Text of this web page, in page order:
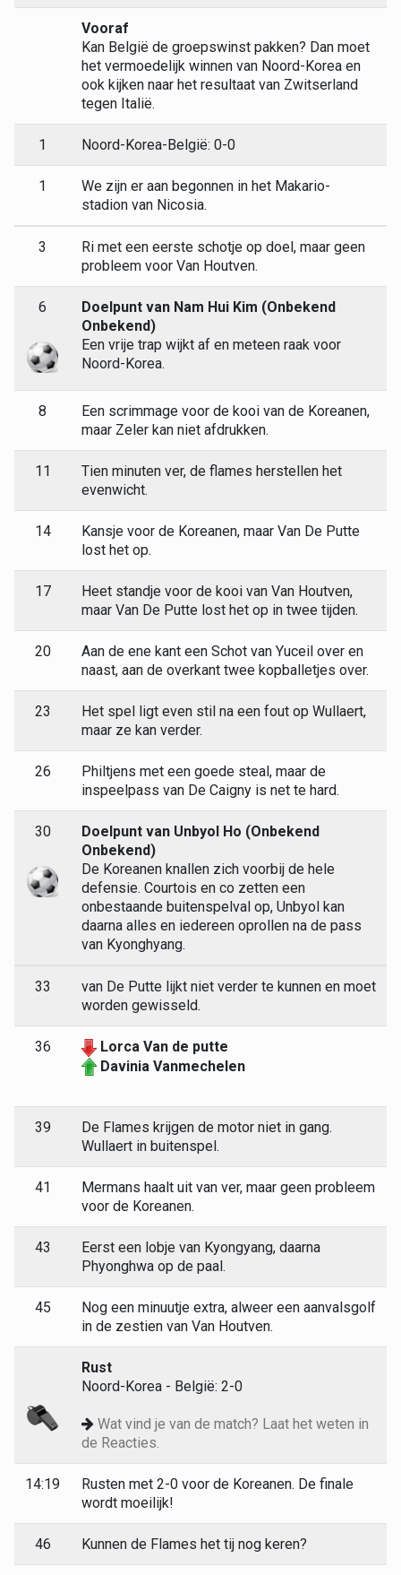
Vooraf
Kan België de groepswinst pakken? Dan moet
het vermoedelijk winnen van Noord-Korea en
ook kijken naar het resultaat van Zwitserland
tegen Italië.
1 Noord-Korea-België: 0-0
1
We zijn er aan begonnen in het Makario-
stadion van Nicosia.
3
Ri met een eerste schotje op doel, maar geen
probleem voor Van Houtven.
6
Doelpunt van Nam Hui Kim (Onbekend
Onbekend)
Een vrije trap wijkt af en meteen raak voor
Noord-Korea.
8
Een scrimmage voor de kooi van de Koreanen,
maar Zeler kan niet afdrukken.
11
Tien minuten ver, de flames herstellen het
evenwicht.
14
Kansje voor de Koreanen, maar Van De Putte
lost het op.
17
Heet standje voor de kooi van Van Houtven,
maar Van De Putte lost het op in twee tijden.
20
Aan de ene kant een Schot van Yuceil over en
naast, aan de overkant twee kopballetjes over.
23
Het spel ligt even stil na een fout op Wullaert,
maar ze kan verder.
26
Philtjens met een goede steal, maar de
inspeelpass van De Caigny is net te hard.
30
Doelpunt van Unbyol Ho (Onbekend
Onbekend)
De Koreanen knallen zich voorbij de hele
defensie. Courtois en co zetten een
onbestaande buitenspelval op, Unbyol kan
daarna alles en iedereen oprollen na de pass
van Kyonghyang.
33
van De Putte lijkt niet verder te kunnen en moet
worden gewisseld.
36
Lorca Van de putte
Davinia Vanmechelen
39
De Flames krijgen de motor niet in gang.
Wullaert in buitenspel.
41
Mermans haalt uit van ver, maar geen probleem
voor de Koreanen.
43
Eerst een lobje van Kyongyang, daarna
Phyonghwa op de paal.
45
Nog een minuutje extra, alweer een aanvalsgolf
in de zestien van Van Houtven.
Rust
Noord-Korea - België: 2-0
Wat vind je van de match? Laat het weten in
de Reacties.
14:19
Rusten met 2-0 voor de Koreanen. De finale
wordt moeilijk!
46 Kunnen de Flames het tij nog keren?